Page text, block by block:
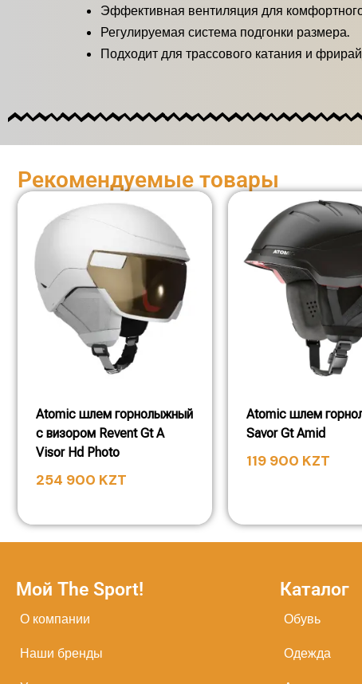
Эффективная вентиляция для
Регулируемая система подгонки размера.
Подходит для трассового катания и
Рекомендуемые товары
Atomic шлем горнолыжный
с визором Revent Gt A
Visor Hd Photo
254 900 KZT
Atomic шлем
Savor Gt Amid
119 900 KZT
Мой The Sport!
О компании
Наши бренды
Каталог
Обувь
Одежда